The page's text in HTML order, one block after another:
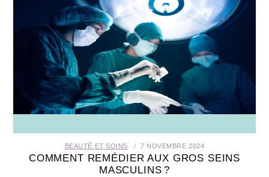
BEAUTÉ ET SOINS 7 NOVEMBRE 2024
COMMENT REMÉDIER AUX GROS SEINS
MASCULINS ?